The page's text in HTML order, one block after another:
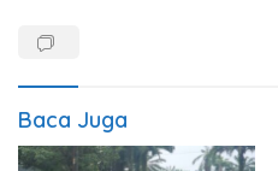
Baca Juga